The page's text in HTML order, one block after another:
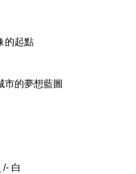
的起點
市的夢想藍圖
/- 白